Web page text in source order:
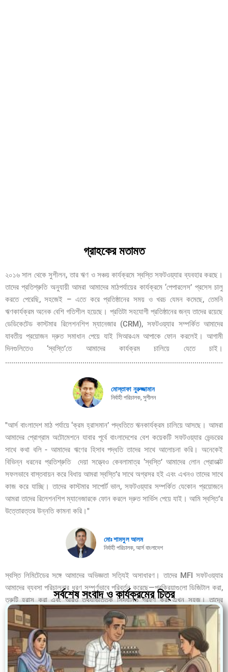
গ্রাহকের মতামত
২০১৬ সাল থেকে সুশীলন, তার ঋণ ও সঞ্চয় কার্যক্রমে স্বস্তি সফটওয়্যার ব্যবহার করছে।
তাদের প্রতিশ্রুতি অনুযায়ী আমরা আমাদের মাঠপর্যায়ের কার্যক্রমে ‘পেপারলেস’ প্রসেস চালু
করতে পেরেছি, সহজেই – এতে করে প্রতিষ্ঠানের সময় ও খরচ যেমন কমেছে, তেমনি
ঋণকার্যক্রম অনেক বেশি গতিশীল হয়েছে। প্রতিটা সহযোগী প্রতিষ্ঠানের জন্য তাদের রয়েছে
ডেডিকেটেড কাস্টমার রিলেশনশিপ ম্যানেজার (CRM), সফটওয়্যার সম্পর্কিত আমাদের
যাবতীয় প্রয়োজন দ্রুত সমাধান পেয়ে যাই সিআরএম আপাকে ফোন করলেই। আগামী
দিনগুলিতেও ‘স্বস্তি’তে আমাদের কার্যক্রম চালিয়ে যেতে চাই।
মোস্তাফা নুরুজ্জামান
নির্বাহী পরিচালক, সুশীলন
"আর্স বাংলাদেশ মাঠ পর্যায়ে ‘ক্রম হ্রাসমান’ পদ্ধতিতে ঋনকার্যক্রম চালিয়ে আসছে। আমরা
আমাদের প্রোগ্রাম অটোমেশনে যাবার পূর্বে বাংলাদেশের বেশ কয়েকটি সফটওয়্যার ভেন্ডরের
সাথে কথা বলি - আমাদের ঋণের হিসাব পদ্ধতি তাদের সাথে আলোচনা করি। অনেকেই
বিভিন্ন ধরনের প্রতিশ্রুতি দেয়া সত্ত্বেও কেবলামাত্র ‘স্বস্তি’ আমাদের লোন প্রোডাক্ট
সফলভাবে বাস্তবায়ন করে বিধায় আমরা স্বস্তি’র সাথে অগ্রসর হই এবং এখনও তাদের সাথে
কাজ করে যাচ্ছি। তাদের কাস্টমার সাপোর্ট ভাল, সফটওয়্যার সম্পর্কিত যেকোন প্রয়োজনে
আমরা তাদের রিলেশনশিপ ম্যানেজারকে ফোন করলে দ্রুত সার্ভিস পেয়ে যাই। আমি স্বস্তি’র
উত্তোরত্তর উন্নতি কামনা করি।"
মোঃ শামসুল আলম
নির্বাহী পরিচালক, আর্স বাংলাদেশ
স্বস্তি লিমিটেডের সঙ্গে আমাদের অভিজ্ঞতা সত্যিই অসাধারণ। তাদের MFI সফটওয়্যার
আমাদের ব্যবসা পরিচালনার ধরণ সম্পূর্ণভাবে পরিবর্তন করেছে—প্রক্রিয়াগুলো ডিজিটাল করা,
ত্রুটি হ্রাস করা এবং আরও তথ্যভিত্তিক সিদ্ধান্ত গ্রহণ করা এখন সহজ। তাদের
রিলেশনশিপ ম্যানেজার টিম অত্যন্ত দক্ষ, দ্রুত সাড়া দেয় এবং সবসময় সহযোগিতার জন্য
প্রস্তুত। আমরা তাদের আমাদের সাফল্যের প্রতি অঙ্গীকারের জন্য কৃতজ্ঞ এবং স্বস্তি
লিমিটেডের ক্লায়েন্ট হিসেবে গর্বিত।
সর্বশেষ সংবাদ ও কার্যক্রমের চিত্র